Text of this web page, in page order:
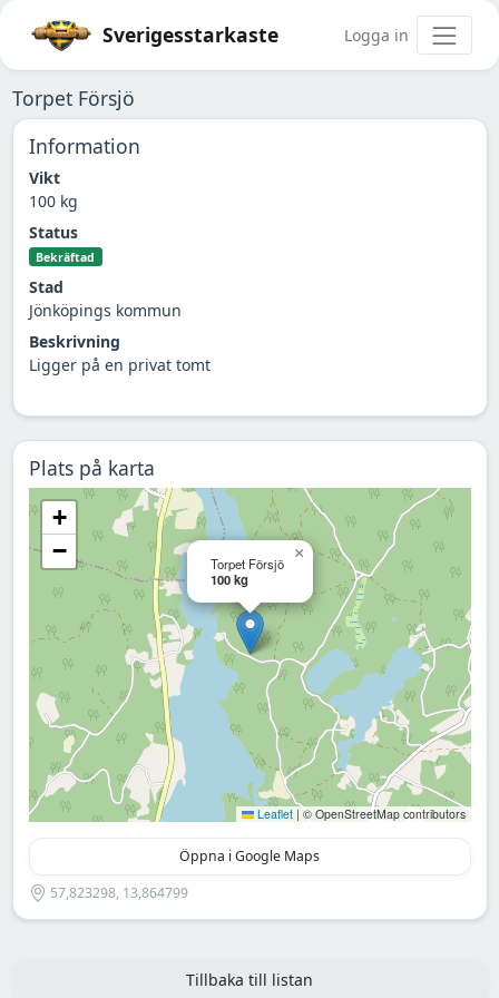
Sverigesstarkaste Logga in
Torpet Försjö
Information
Vikt
100 kg
Status
Bekräftad
Stad
Jönköpings kommun
Beskrivning
Ligger på en privat tomt
Plats på karta
Torpet Försjö
100 kg
×
+
−
Leaflet | © OpenStreetMap contributors
Öppna i Google Maps
57,823298, 13,864799
Tillbaka till listan